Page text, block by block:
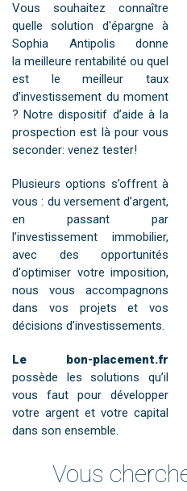
Vous souhaitez connaître
quelle solution d'épargne à
Sophia Antipolis donne
la meilleure rentabilité ou quel
est le meilleur taux
d’investissement du moment
? Notre dispositif d’aide à la
prospection est là pour vous
seconder: venez tester!
Plusieurs options s’offrent à
vous : du versement d’argent,
en passant par
l’investissement immobilier,
avec des opportunités
d'optimiser votre imposition,
nous vous accompagnons
dans vos projets et vos
décisions d’investissements.
Le bon-placement.fr
possède les solutions qu’il
vous faut pour développer
votre argent et votre capital
dans son ensemble.
Vous